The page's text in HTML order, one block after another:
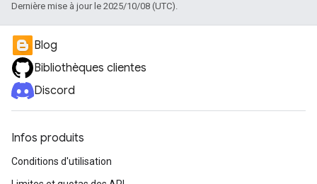
Dernière mise à jour le 2025/10/08 (UTC).
Blog
Bibliothèques clientes
Discord
Infos produits
Conditions d'utilisation